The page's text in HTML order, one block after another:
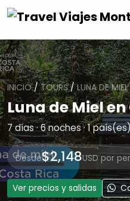
INICIO/TOURS/LUNA DE
Luna de Miel
7 días · 6 noches · 1
Desde$2,148USD por
Ver precios y salidas